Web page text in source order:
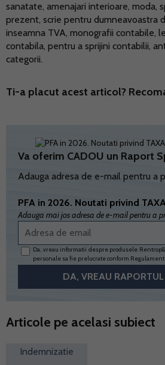
sanatate, amenajari interioare, moda,
prezent, scrie pentru dumneavoastra
inseamna TVA, monografii contabile,
contabila, pentru a sprijini contabilii,
categorii.
Ti-a placut acest articol?
Va oferim CADOU un Raport
Adauga adresa de e-mail pentru a
PFA in 2026. Noutati privind
Adauga mai jos adresa de e-mail pentru a
Da, vreau informatii despre produsele
personale sa fie prelucrate conform
Articole pe acelasi subiect
Indemnizatie